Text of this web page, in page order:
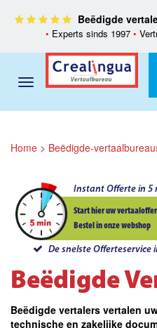
Beëdigde
• Experts sinds 1997 •
Home > Beëdigde-
Instant Offerte in 5
Start hier uw
Bestel in onze webshop
De snelste Offerteservice
Beëdigde
Beëdigde vertalers vertalen
technische en zakelijke